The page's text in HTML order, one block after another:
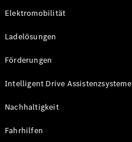
Sylt
Elektromobilität
Ladelösungen
Förderungen
Intelligent Drive Assistenzsysteme
Nachhaltigkeit
Fahrhilfen